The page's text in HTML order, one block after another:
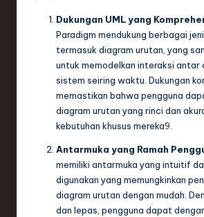
Dukungan UML yang
Paradigm mendukung berbagai
termasuk diagram urutan, yang
untuk memodelkan interaksi antar
sistem seiring waktu. Dukungan
memastikan bahwa pengguna
diagram urutan yang rinci dan
kebutuhan khusus mereka9
Antarmuka yang Ramah
memiliki antarmuka yang intuitif
digunakan yang memungkinkan
diagram urutan dengan mudah.
dan lepas, pengguna dapat